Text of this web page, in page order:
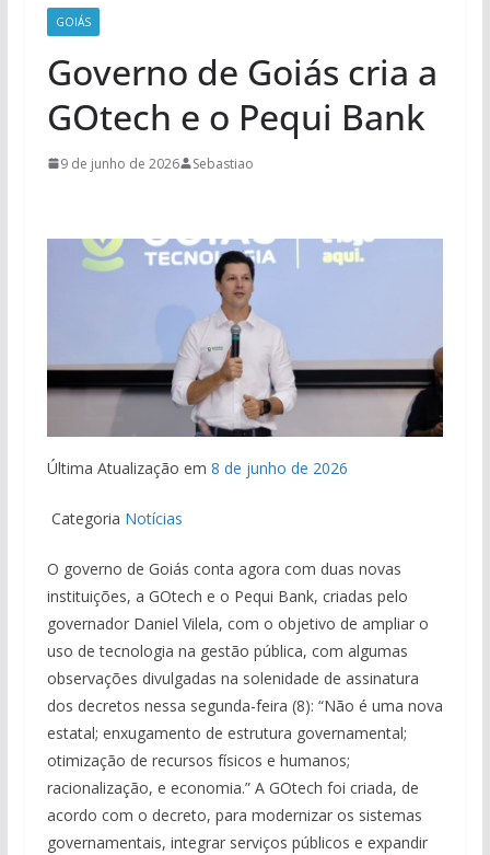
GOIÁS
Governo de Goiás cria a
GOtech e o Pequi Bank
9 de junho de 2026 Sebastiao
Última Atualização em 8 de junho de 2026
Categoria Notícias
O governo de Goiás conta agora com duas novas
instituições, a GOtech e o Pequi Bank, criadas pelo
governador Daniel Vilela, com o objetivo de ampliar o
uso de tecnologia na gestão pública, com algumas
observações divulgadas na solenidade de assinatura
dos decretos nessa segunda-feira (8): “Não é uma nova
estatal; enxugamento de estrutura governamental;
otimização de recursos físicos e humanos;
racionalização, e economia.” A GOtech foi criada, de
acordo com o decreto, para modernizar os sistemas
governamentais, integrar serviços públicos e expandir